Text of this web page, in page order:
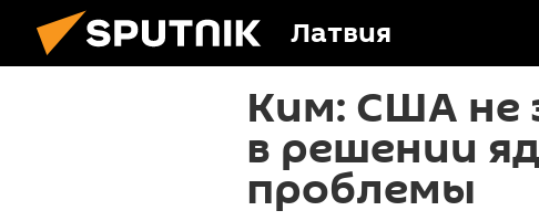
Латвия
Ким: США не
в решении
проблемы